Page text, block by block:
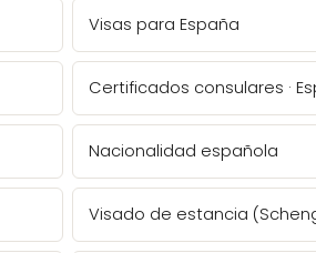
Visas para España
Certificados consulares ·
Nacionalidad española
Visado de estancia